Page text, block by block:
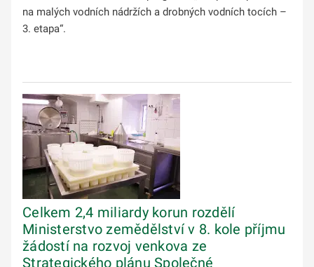
na malých vodních nádržích a drobných vodních tocích –
3. etapa“.
Celkem 2,4 miliardy korun rozdělí
Ministerstvo zemědělství v 8. kole příjmu
žádostí na rozvoj venkova ze
Strategického plánu Společné